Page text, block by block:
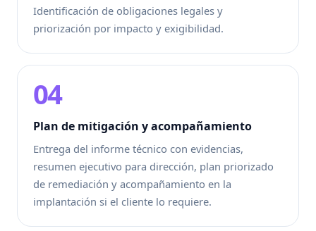
Identificación de obligaciones legales y
priorización por impacto y exigibilidad.
04
Plan de mitigación y acompañamiento
Entrega del informe técnico con evidencias,
resumen ejecutivo para dirección, plan priorizado
de remediación y acompañamiento en la
implantación si el cliente lo requiere.